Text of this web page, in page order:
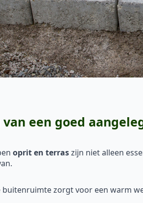
een goed
oprit en terraszijn niet alleen
buitenruimte zorgt voor een warm